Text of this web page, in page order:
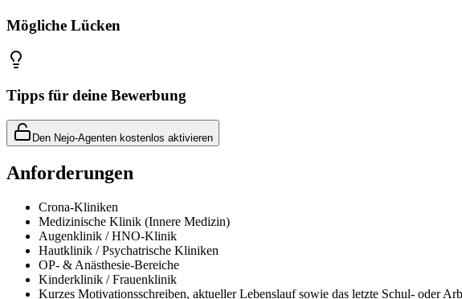
Mögliche Lücken
Tipps für deine Bewerbung
Den Nejo-Agenten kostenlos aktivieren
Anforderungen
Crona-Kliniken
Medizinische Klinik (Innere Medizin)
Augenklinik / HNO-Klinik
Hautklinik / Psychatrische Kliniken
OP- & Anästhesie-Bereiche
Kinderklinik / Frauenklinik
Kurzes Motivationsschreiben, aktueller Lebenslauf sowie das letzte Schul- oder